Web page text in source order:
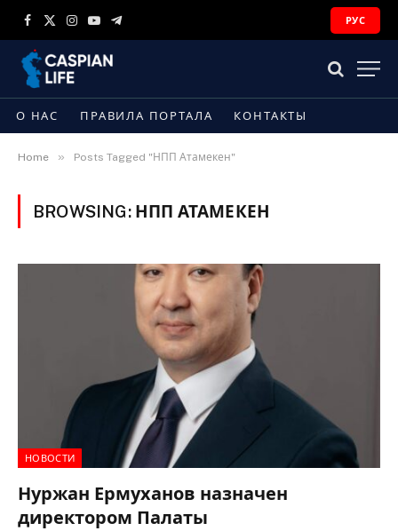
Facebook
X
Instagram
YouTubeTelegram
РУС
О НАС ПРАВИЛА ПОРТАЛА КОНТАКТЫ
Home » Posts Tagged "НПП Атамекен"
BROWSING: НПП АТАМЕКЕН
НОВОСТИ
Нуржан Ермуханов назначен
директором Палаты